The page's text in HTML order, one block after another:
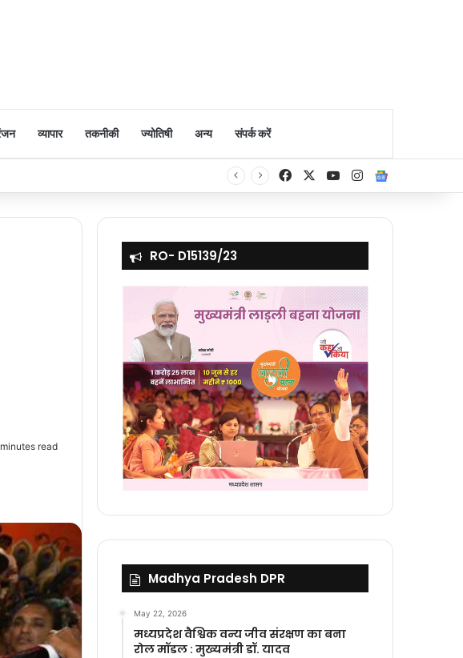
व्यापार तकनीकी ज्योतिषी अन्य संपर्क करें
FacebookYouTubeInstagram
read
RO- D15139/23
Madhya Pradesh DPR
May 22, 2026
मध्यप्रदेश वैश्विक वन्य जीव संरक्षण का बना
रोल मॉडल : मुख्यमंत्री डॉ. यादव